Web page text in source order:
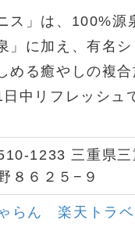
ス」は、100%源
」に加え、有名
める癒やしの複
中リフレッシュ
1233 三重県三
８６２５−９
らん 楽天トラ